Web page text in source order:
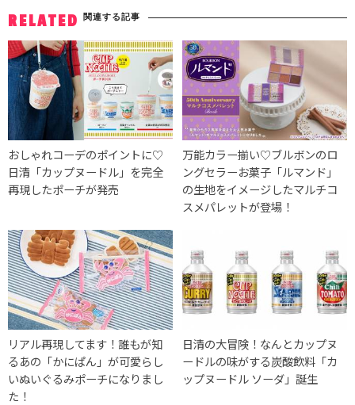
RELATED 関連する記事
おしゃれコーデのポイントに♡
日清「カップヌードル」を完全
再現したポーチが発売
万能カラー揃い♡ブルボンのロ
ングセラーお菓子「ルマンド」
の生地をイメージしたマルチコ
スメパレットが登場！
リアル再現してます！誰もが知
るあの「かにぱん」が可愛らし
いぬいぐるみポーチになりまし
た！
日清の大冒険！なんとカップヌ
ードルの味がする炭酸飲料「カ
ップヌードル ソーダ」誕生